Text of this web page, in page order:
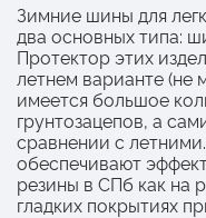
Зимние шины для
два основных типа:
Протектор этих
летнем варианте (не
имеется большое
грунтозацепов, а
сравнении с
обеспечивают
резины в СПб как на
гладких покрытиях